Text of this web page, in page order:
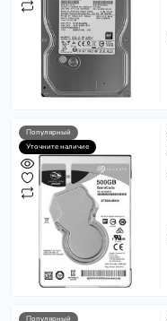
Популярный
Уточните наличие
Популярный